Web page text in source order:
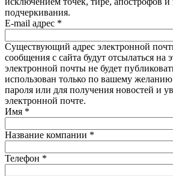
подчеркивания.
E-mail адрес *
Существующий адрес электронной
сообщения с сайта будут отсылаться на
электронной почты не будет
использован только по вашему
пароля или для получения новостей и
электронной почте.
Имя *
Название компании *
Телефон *